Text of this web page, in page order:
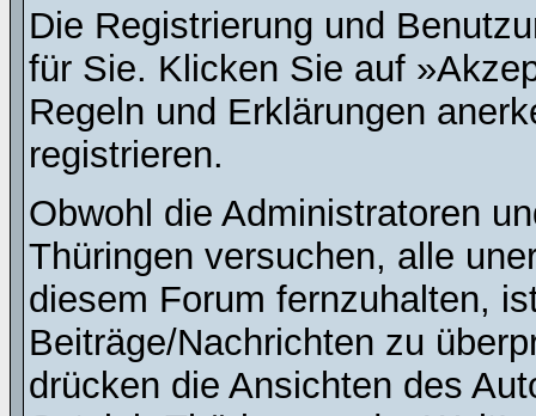
Die Registrierung und
für Sie. Klicken Sie auf
Regeln und Erklärungen
registrieren.
Obwohl die Administratoren
Thüringen versuchen, alle
diesem Forum fernzuhalten,
Beiträge/Nachrichten zu
drücken die Ansichten des